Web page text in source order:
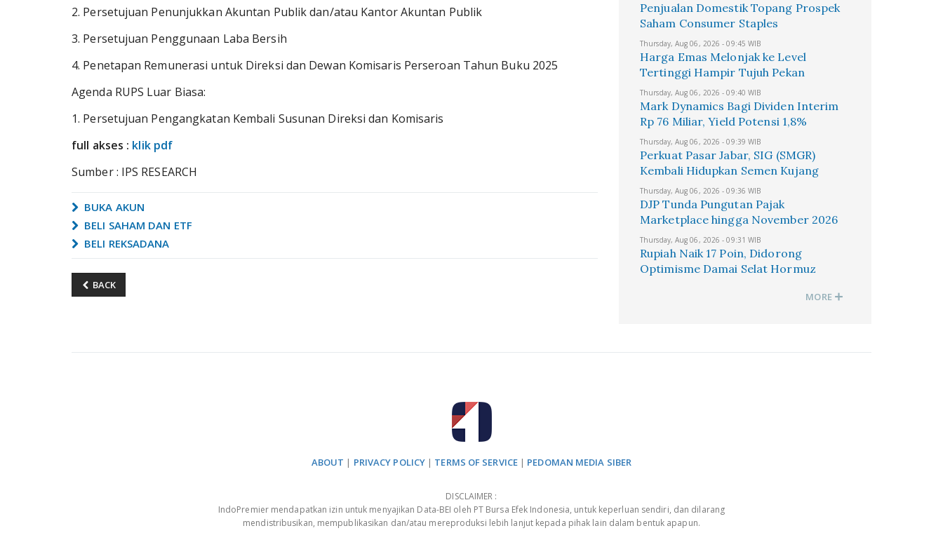
2. Persetujuan Penunjukkan Akuntan Publik dan/atau Kantor Akuntan Publik
3. Persetujuan Penggunaan Laba Bersih
4. Penetapan Remunerasi untuk Direksi dan Dewan Komisaris Perseroan Tahun Buku 2025
Agenda RUPS Luar Biasa:
1. Persetujuan Pengangkatan Kembali Susunan Direksi dan Komisaris
full akses : klik pdf
Sumber : IPS RESEARCH
BUKA AKUN
BELI SAHAM DAN ETF
BELI REKSADANA
BACK
Penjualan Domestik Topang Prospek
Saham Consumer Staples
Thursday, Aug 06, 2026 - 09:45 WIB
Harga Emas Melonjak ke Level
Tertinggi Hampir Tujuh Pekan
Thursday, Aug 06, 2026 - 09:40 WIB
Mark Dynamics Bagi Dividen Interim
Rp 76 Miliar, Yield Potensi 1,8%
Thursday, Aug 06, 2026 - 09:39 WIB
Perkuat Pasar Jabar, SIG (SMGR)
Kembali Hidupkan Semen Kujang
Thursday, Aug 06, 2026 - 09:36 WIB
DJP Tunda Pungutan Pajak
Marketplace hingga November 2026
Thursday, Aug 06, 2026 - 09:31 WIB
Rupiah Naik 17 Poin, Didorong
Optimisme Damai Selat Hormuz
MORE
ABOUT | PRIVACY POLICY | TERMS OF SERVICE| PEDOMAN MEDIA SIBER
DISCLAIMER :
IndoPremier mendapatkan izin untuk menyajikan Data-BEI oleh PT Bursa Efek Indonesia, untuk keperluan sendiri, dan dilarang
mendistribusikan, mempublikasikan dan/atau mereproduksi lebih lanjut kepada pihak lain dalam bentuk apapun.